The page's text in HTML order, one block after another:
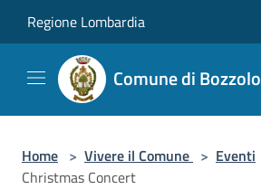
Regione Lombardia
Comune di Bozzolo
Home > Vivere il Comune > Eventi
Christmas Concert